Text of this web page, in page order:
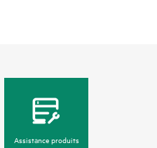
Assistance produits